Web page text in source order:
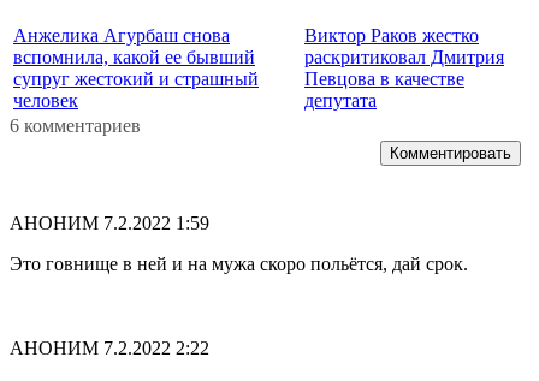
Анжелика Агурбаш снова
вспомнила, какой ее бывший
супруг жестокий и страшный
человек
Виктор Раков жестко
раскритиковал Дмитрия
Певцова в качестве
депутата
6 комментариев
Комментировать
АНОНИМ 7.2.2022 1:59
Это говнище в ней и на мужа скоро польётся, дай срок.
АНОНИМ 7.2.2022 2:22